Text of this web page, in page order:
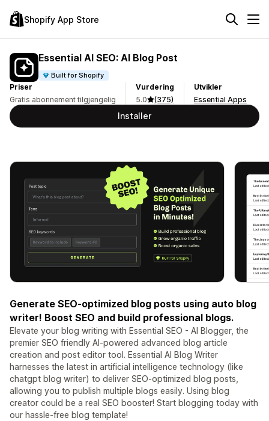
Shopify App Store
Essential AI SEO: AI Blog Post
Built for Shopify
Priser
Gratis abonnement tilgjengelig
Vurdering
5.0
(375)
Utvikler
Essential Apps
Installer
Generate SEO-optimized blog posts using auto blog
writer! Boost SEO and build professional blogs.
Elevate your blog writing with Essential SEO - AI Blogger, the
premier SEO friendly AI-powered advanced blog article
creation and post editor tool. Essential AI Blog Writer
harnesses the latest in artificial intelligence technology (like
chatgpt blog writer) to deliver SEO-optimized blog posts,
allowing you to publish multiple blogs easily. Using blog
creator could be a real SEO booster! Start blogging today with
our hassle-free blog template!